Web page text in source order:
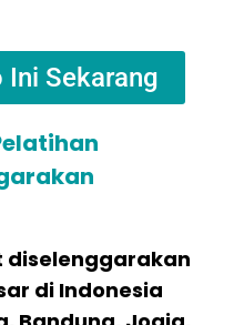
Sekarang
diselenggarakan
di Indonesia